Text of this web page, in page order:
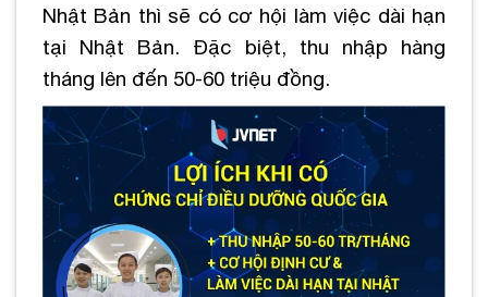
Nhật Bản thì sẽ có cơ hội làm việc dài hạn
tại Nhật Bản. Đặc biệt, thu nhập hàng
tháng lên đến 50-60 triệu đồng.